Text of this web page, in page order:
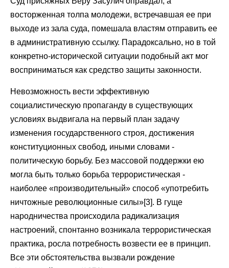
восторженная толпа молодежи, встречавшая ее при
выходе из зала суда, помешала властям отправить ее
в административную ссылку. Парадоксально, но в той
конкретно-исторической ситуации подобный акт мог
восприниматься как средство защиты законности.
Невозможность вести эффективную
социалистическую пропаганду в существующих
условиях выдвигала на первый план задачу
изменения государственного строя, достижения
конституционных свобод, иными словами -
политическую борьбу. Без массовой поддержки ею
могла быть только борьба террористическая -
наиболее «производительный» способ «употребить
ничтожные революционные силы»[3]. В гуще
народничества происходила радикализация
настроений, спонтанно возникала террористическая
практика, росла потребность возвести ее в принцип.
Все эти обстоятельства вызвали рождение